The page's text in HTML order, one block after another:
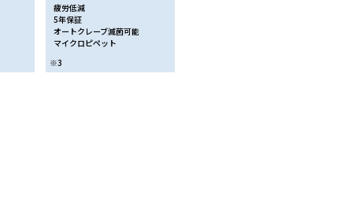
疲労低減
5年保証
オートクレーブ滅菌可能
マイクロピペット
※3